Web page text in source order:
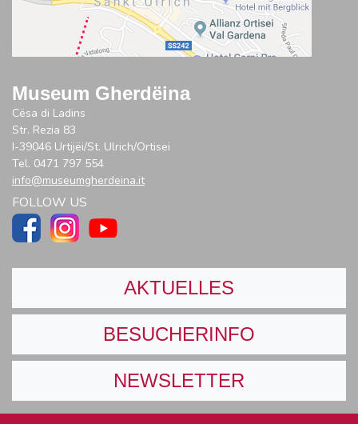
Museum Gherdëina
Cësa di Ladins
Str. Rezia 83
I-39046 Urtijëi/St. Ulrich/Ortisei
Tel. 0471 797 554
info@museumgherdeina.it
FOLLOW US
AKTUELLES
BESUCHERINFO
NEWSLETTER